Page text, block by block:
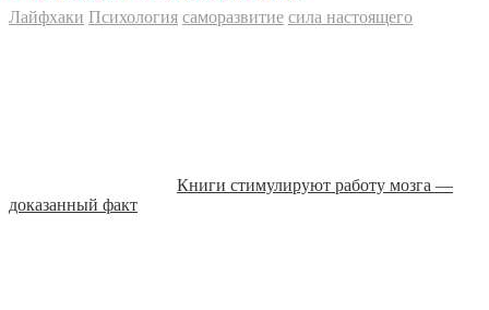
Лайфхаки Психология саморазвитие сила настоящего
Книги стимулируют работу мозга —
доказанный факт